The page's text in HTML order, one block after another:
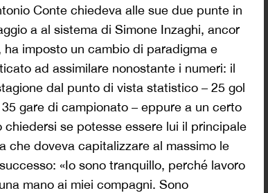
Conte chiedeva alle sue due punte in
a al sistema di Simone Inzaghi, ancor
imposto un cambio di paradigma e
ad assimilare nonostante i numeri: il
dal punto di vista statistico – 25 gol
gare di campionato – eppure a un certo
se potesse essere lui il principale
che doveva capitalizzare al massimo le
«Io sono tranquillo, perché lavoro
mano ai miei compagni. Sono